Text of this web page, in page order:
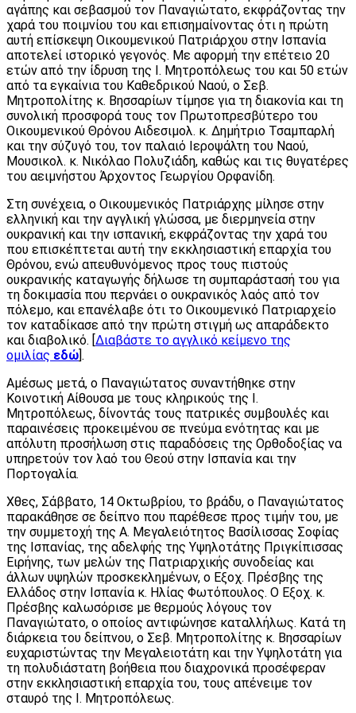
αγάπης και σεβασμού τον Παναγιώτατο, εκφράζοντας την
χαρά του ποιμνίου του και επισημαίνοντας ότι η πρώτη
αυτή επίσκεψη Οικουμενικού Πατριάρχου στην Ισπανία
αποτελεί ιστορικό γεγονός. Με αφορμή την επέτειο 20
ετών από την ίδρυση της Ι. Μητροπόλεως του και 50 ετών
από τα εγκαίνια του Καθεδρικού Ναού, ο Σεβ.
Μητροπολίτης κ. Βησσαρίων τίμησε για τη διακονία και τη
συνολική προσφορά τους τον Πρωτοπρεσβύτερο του
Οικουμενικού Θρόνου Αιδεσιμολ. κ. Δημήτριο Τσαμπαρλή
και την σύζυγό του, τον παλαιό Ιεροψάλτη του Ναού,
Μουσικολ. κ. Νικόλαο Πολυζιάδη, καθώς και τις θυγατέρες
του αειμνήστου Άρχοντος Γεωργίου Ορφανίδη.
Στη συνέχεια, ο Οικουμενικός Πατριάρχης μίλησε στην
ελληνική και την αγγλική γλώσσα, με διερμηνεία στην
ουκρανική και την ισπανική, εκφράζοντας την χαρά του
που επισκέπτεται αυτή την εκκλησιαστική επαρχία του
Θρόνου, ενώ απευθυνόμενος προς τους πιστούς
ουκρανικής καταγωγής δήλωσε τη συμπαράστασή του για
τη δοκιμασία που περνάει ο ουκρανικός λαός από τον
πόλεμο, και επανέλαβε ότι το Οικουμενικό Πατριαρχείο
τον καταδίκασε από την πρώτη στιγμή ως απαράδεκτο
και διαβολικό. [Διαβάστε το αγγλικό κείμενο της
ομιλίας εδώ].
Αμέσως μετά, ο Παναγιώτατος συναντήθηκε στην
Κοινοτική Αίθουσα με τους κληρικούς της Ι.
Μητροπόλεως, δίνοντάς τους πατρικές συμβουλές και
παραινέσεις προκειμένου σε πνεύμα ενότητας και με
απόλυτη προσήλωση στις παραδόσεις της Ορθοδοξίας να
υπηρετούν τον λαό του Θεού στην Ισπανία και την
Πορτογαλία.
Χθες, Σάββατο, 14 Οκτωβρίου, το βράδυ, ο Παναγιώτατος
παρακάθησε σε δείπνο που παρέθεσε προς τιμήν του, με
την συμμετοχή της Α. Μεγαλειότητος Βασίλισσας Σοφίας
της Ισπανίας, της αδελφής της Υψηλοτάτης Πριγκίπισσας
Ειρήνης, των μελών της Πατριαρχικής συνοδείας και
άλλων υψηλών προσκεκλημένων, ο Εξοχ. Πρέσβης της
Ελλάδος στην Ισπανία κ. Ηλίας Φωτόπουλος. Ο Εξοχ. κ.
Πρέσβης καλωσόρισε με θερμούς λόγους τον
Παναγιώτατο, ο οποίος αντιφώνησε καταλλήλως. Κατά τη
διάρκεια του δείπνου, ο Σεβ. Μητροπολίτης κ. Βησσαρίων
ευχαριστώντας την Μεγαλειοτάτη και την Υψηλοτάτη για
τη πολυδιάστατη βοήθεια που διαχρονικά προσέφεραν
στην εκκλησιαστική επαρχία του, τους απένειμε τον
σταυρό της Ι. Μητροπόλεως.